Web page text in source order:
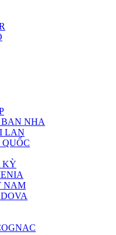
NHA
LAN
KỲ
NAM